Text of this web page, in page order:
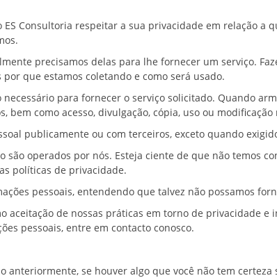
Consultoria respeitar a sua privacidade em relação a
operamos.
precisamos delas para lhe fornecer um serviço.
por que estamos coletando e como
para fornecer o serviço solicitado. Quando
bem como acesso, divulgação, cópia, uso ou
publicamente ou com terceiros, exceto
operados por nós. Esteja ciente de que não temos
respectivas políticas de privacidade.
pessoais, entendendo que talvez não
aceitação de nossas práticas em torno de privacidade e
pessoais, entre em contacto conosco.
anteriormente, se houver algo que você não tem